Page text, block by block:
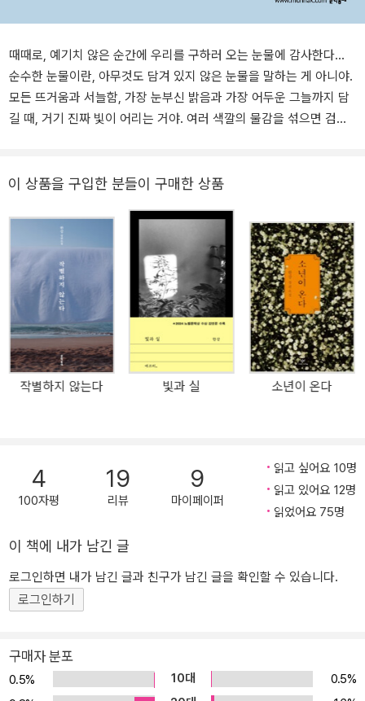
때때로, 예기치 않은 순간에 우리를 구하러 오는 눈물에 감사한다…
순수한 눈물이란, 아무것도 담겨 있지 않은 눈물을 말하는 게 아니야.
모든 뜨거움과 서늘함, 가장 눈부신 밝음과 가장 어두운 그늘까지 담
길 때, 거기 진짜 빛이 어리는 거야. 여러 색깔의 물감을 섞으면 검은
년 남자가 만들고 공연한 일인극으로, 제목은 ‘눈물을 보여드릴까
고 무대에 나타난 그가 커다랗고 투명한 눈물방울들을 꺼내 보여주었
던 것만은 강한 인상으로 남아 있다. 그후로 긴 시간을 지나오는 동안
이따금 선명히 떠올라 마음을 씻어주던 그 이미지―상자 속 눈물들의
반짝임―에 감사한다. (……) 때때로, 예기치 않은 순간에 우리를 구
하러 오는 눈물에 감사한다. - ‘작가의 말’ 중에서 옛날, 아주 오랜 옛
날은 아닌 옛날, 이야기는 그렇게, 아주 오래지는 않은 어느 날 시작된
다. 그날 속에는 특별한 아이가 있다. 이른 봄날, 갓 돋아난 연둣빛 잎
사귀들이 햇빛에 반짝이는 걸 보고도, 거미줄에 날개가 감긴 잠자리
를 보고도, 잠들 무렵 언덕 너머에서 흘러든 조용한 피리 소리에도, 하
듬기만 해도 주르륵, 맑은 눈물을 흘리는 아이. 부모님조차도 그 눈물
의 의미를 이해하지 못하는 이 특별한 아이에게, 어느 날 검은 옷의 사
아이에게 열어 보인 검은 상자 속의 눈물들. “주황빛이 도는 이 눈물
흘리는 눈물, 연보랏빛 눈물은 잘못을 후회할 때 흘리는 눈물, 검붉은
눈물은 보고 싶은 사람을 보지 못할 때 흘리는 눈물, 분홍빛 눈물은 기
찾아왔다며 아이의 눈물을 보고 싶어하는 아저씨에게, 그러나 아이는
눈물을 보여주지 못한다. 지평선으로 해가 넘어지고 구름이 붉어지
고, 하늘에 검푸른 잉크빛이 번지고, 설탕 같은 별들이 무더기로 떠오
이 상품을 구입한 분들이 구매한 상품
작별하지 않는다 빛과 실 소년이 온다
4
100자평
19
리뷰
9
마이페이퍼
읽고 싶어요 10명
읽고 있어요 12명
읽었어요 75명
이 책에 내가 남긴 글
로그인하면 내가 남긴 글과 친구가 남긴 글을 확인할 수 있습니다.
로그인하기
구매자 분포
0.5% 10대
0.5%